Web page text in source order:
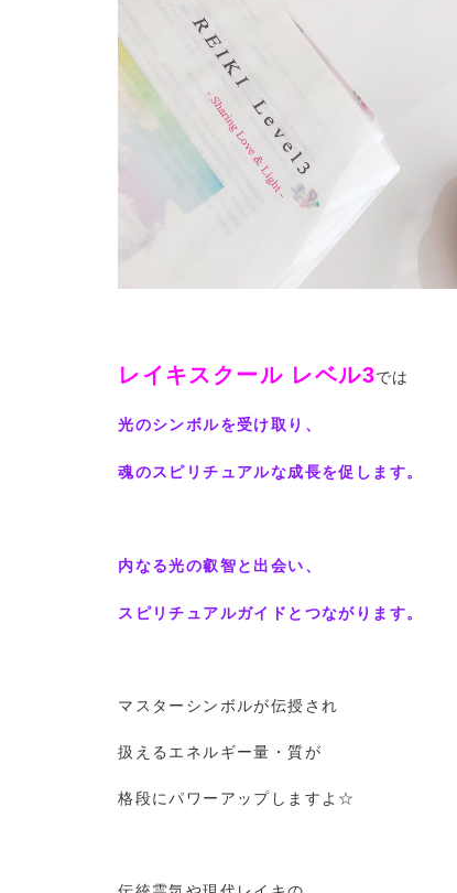
レイキスクール レベル3では
光のシンボルを受け取り、
魂のスピリチュアルな成長を促します。
内なる光の叡智と出会い、
スピリチュアルガイドとつながります。
マスターシンボルが伝授され
扱えるエネルギー量・質が
格段にパワーアップしますよ☆